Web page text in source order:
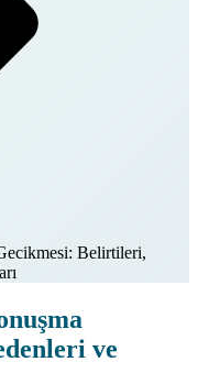
Belirtileri,
ve